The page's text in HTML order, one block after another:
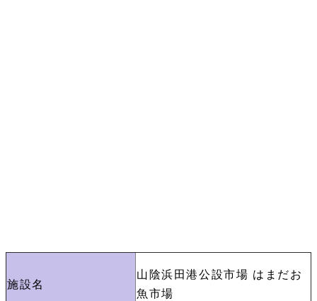
施設名
山陰浜田港公設市場 はまだお
魚市場